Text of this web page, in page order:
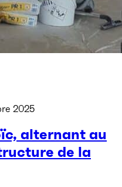
2025
alternant au
de la